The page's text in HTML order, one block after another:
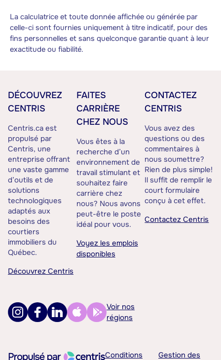
La calculatrice et toute donnée affichée ou générée par
celle-ci sont fournies uniquement à titre indicatif, pour des
fins personnelles et sans quelconque garantie quant à leur
exactitude ou fiabilité.
DÉCOUVREZ
CENTRIS
Centris.ca est
propulsé par
Centris, une
entreprise offrant
une vaste gamme
d’outils et de
solutions
technologiques
adaptés aux
besoins des
courtiers
immobiliers du
Québec.
Découvrez Centris
FAITES
CARRIÈRE
CHEZ NOUS
Vous êtes à la
recherche d’un
environnement de
travail stimulant et
souhaitez faire
carrière chez
nous? Nous avons
peut-être le poste
idéal pour vous.
Voyez les emplois
disponibles
CONTACTEZ
CENTRIS
Vous avez des
questions ou des
commentaires à
nous soumettre?
Rien de plus simple!
Il suffit de remplir le
court formulaire
conçu à cet effet.
Contactez Centris
Voir nos
régions
Conditions Gestion des